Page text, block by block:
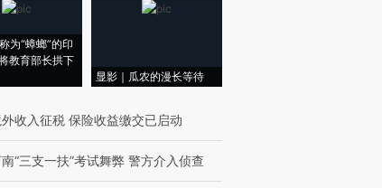
为“蟑螂”的印
教育部长拱下
显影｜瓜农的漫长等待
收入征税 保险收益缴交已启动
“三支一扶”考试舞弊 警方介入侦查